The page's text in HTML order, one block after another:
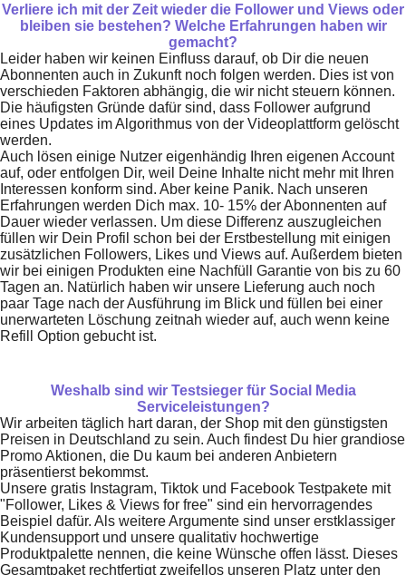
Verliere ich mit der Zeit wieder die Follower und Views oder
bleiben sie bestehen? Welche Erfahrungen haben wir
gemacht?
Leider haben wir keinen Einfluss darauf, ob Dir die neuen
Abonnenten auch in Zukunft noch folgen werden. Dies ist von
verschieden Faktoren abhängig, die wir nicht steuern können.
Die häufigsten Gründe dafür sind, dass Follower aufgrund
eines Updates im Algorithmus von der Videoplattform gelöscht
werden.
Auch lösen einige Nutzer eigenhändig Ihren eigenen Account
auf, oder entfolgen Dir, weil Deine Inhalte nicht mehr mit Ihren
Interessen konform sind. Aber keine Panik. Nach unseren
Erfahrungen werden Dich max. 10- 15% der Abonnenten auf
Dauer wieder verlassen. Um diese Differenz auszugleichen
füllen wir Dein Profil schon bei der Erstbestellung mit einigen
zusätzlichen Followers, Likes und Views auf. Außerdem bieten
wir bei einigen Produkten eine Nachfüll Garantie von bis zu 60
Tagen an. Natürlich haben wir unsere Lieferung auch noch
paar Tage nach der Ausführung im Blick und füllen bei einer
unerwarteten Löschung zeitnah wieder auf, auch wenn keine
Refill Option gebucht ist.
Weshalb sind wir Testsieger für Social Media
Serviceleistungen?
Wir arbeiten täglich hart daran, der Shop mit den günstigsten
Preisen in Deutschland zu sein. Auch findest Du hier grandiose
Promo Aktionen, die Du kaum bei anderen Anbietern
präsentierst bekommst.
Unsere gratis Instagram, Tiktok und Facebook Testpakete mit
"Follower, Likes & Views for free" sind ein hervorragendes
Beispiel dafür. Als weitere Argumente sind unser erstklassiger
Kundensupport und unsere qualitativ hochwertige
Produktpalette nennen, die keine Wünsche offen lässt. Dieses
Gesamtpaket rechtfertigt zweifellos unseren Platz unter den